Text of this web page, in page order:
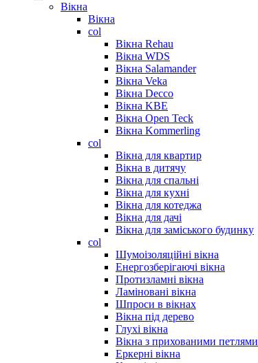
Вікна
Вікна
col
Вікна Rehau
Вікна WDS
Вікна Salamander
Вікна Veka
Вікна Decco
Вікна KBE
Вікна Open Teck
Вікна Kommerling
col
Вікна для квартир
Вікна в дитячу
Вікна для спальні
Вікна для кухні
Вікна для котеджа
Вікна для дачі
Вікна для заміського будинку
col
Шумоізоляційні вікна
Енергозберігаючі вікна
Протизламні вікна
Ламіновані вікна
Шпроси в вікнах
Вікна під дерево
Глухі вікна
Вікна з прихованими петлями
Еркерні вікна